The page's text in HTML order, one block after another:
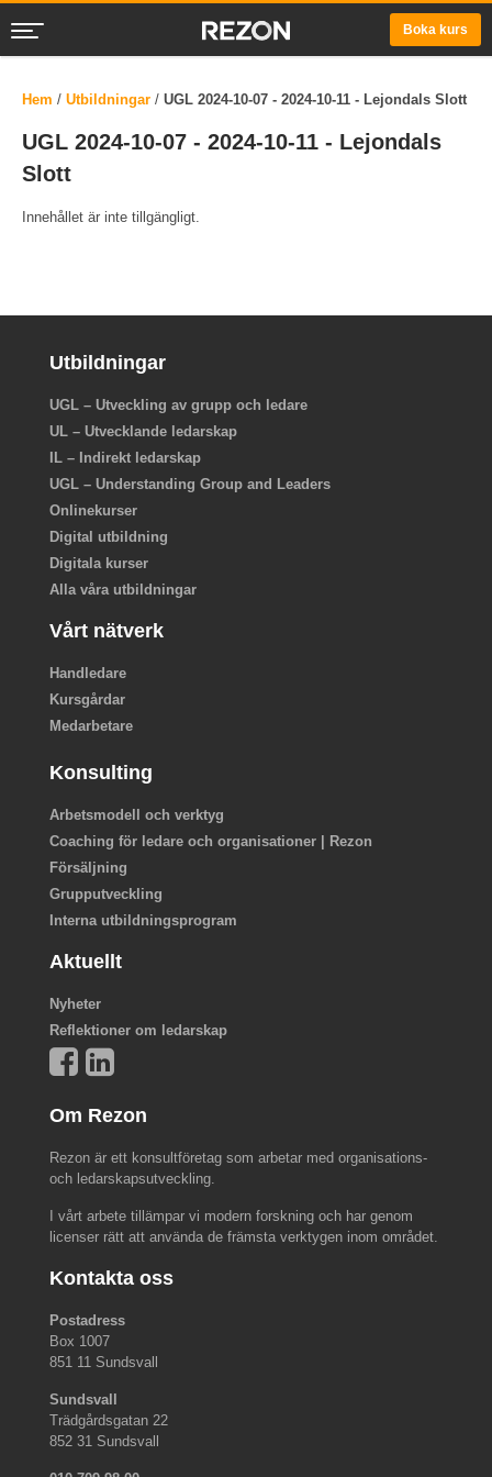
Boka kurs
Hem / Utbildningar / UGL 2024-10-07 - 2024-10-11 - Lejondals Slott
UGL 2024-10-07 - 2024-10-11 - Lejondals
Slott
Innehållet är inte tillgängligt.
Utbildningar
UGL – Utveckling av grupp och ledare
UL – Utvecklande ledarskap
IL – Indirekt ledarskap
UGL – Understanding Group and Leaders
Onlinekurser
Digital utbildning
Digitala kurser
Alla våra utbildningar
Vårt nätverk
Handledare
Kursgårdar
Medarbetare
Konsulting
Arbetsmodell och verktyg
Coaching för ledare och organisationer | Rezon
Försäljning
Grupputveckling
Interna utbildningsprogram
Aktuellt
Nyheter
Reflektioner om ledarskap
Om Rezon
Rezon är ett konsultföretag som arbetar med organisations-
och ledarskapsutveckling.
I vårt arbete tillämpar vi modern forskning och har genom
licenser rätt att använda de främsta verktygen inom området.
Kontakta oss
Postadress
Box 1007
851 11 Sundsvall
Sundsvall
Trädgårdsgatan 22
852 31 Sundsvall